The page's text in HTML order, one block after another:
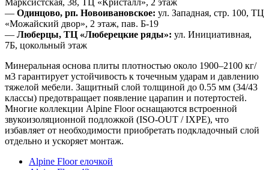
— Одинцово, рп. Новоивановское: ул. Западная, стр. 100, ТЦ
«Можайский двор», 2 этаж, пав. Б-19
— Люберцы, ТЦ «Люберецкие ряды»: ул. Инициативная,
7Б, цокольный этаж
Минеральная основа плиты плотностью около 1900–2100 кг/
м3 гарантирует устойчивость к точечным ударам и давлению
тяжелой мебели. Защитный слой толщиной до 0.55 мм (34/43
классы) предотвращает появление царапин и потертостей.
Многие коллекции Alpine Floor оснащаются встроенной
звукоизоляционной подложкой (ISO-OUT / IXPE), что
избавляет от необходимости приобретать подкладочный слой
отдельно и ускоряет монтаж.
Alpine Floor елочкой